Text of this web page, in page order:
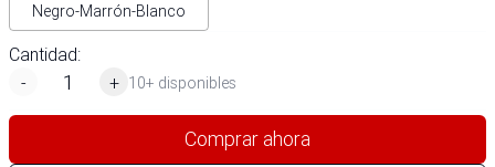
Negro-Marrón-Blanco
Cantidad:
-
+ 10+ disponibles
Comprar ahora